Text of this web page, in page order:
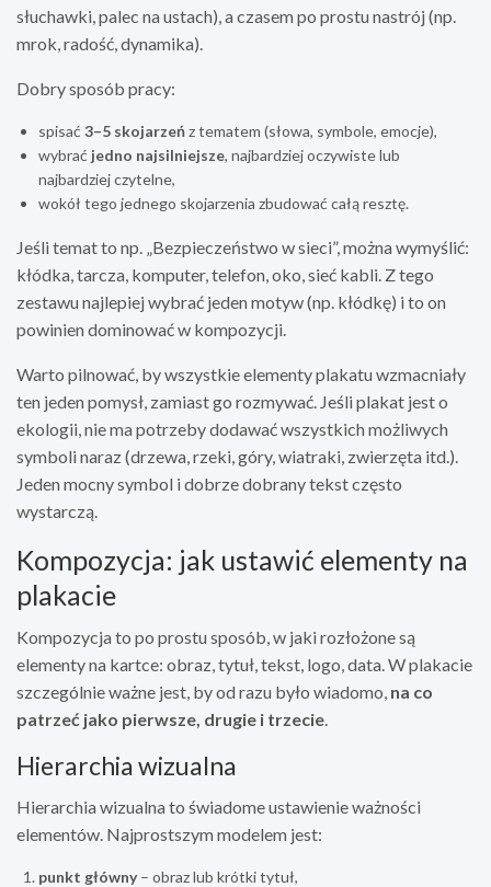
słuchawki, palec na ustach), a czasem po prostu nastrój (np.
mrok, radość, dynamika).
Dobry sposób pracy:
spisać 3–5 skojarzeńz tematem (słowa, symbole, emocje),
wybrać jedno najsilniejsze, najbardziej oczywiste lub
najbardziej czytelne,
wokół tego jednego skojarzenia zbudować całą resztę.
Jeśli temat to np. „Bezpieczeństwo w sieci”, można wymyślić:
kłódka, tarcza, komputer, telefon, oko, sieć kabli. Z tego
zestawu najlepiej wybrać jeden motyw (np. kłódkę) i to on
powinien dominować w kompozycji.
Warto pilnować, by wszystkie elementy plakatu wzmacniały
ten jeden pomysł, zamiast go rozmywać. Jeśli plakat jest o
ekologii, nie ma potrzeby dodawać wszystkich możliwych
symboli naraz (drzewa, rzeki, góry, wiatraki, zwierzęta itd.).
Jeden mocny symbol i dobrze dobrany tekst często
wystarczą.
Kompozycja: jak ustawić elementy na
plakacie
Kompozycja to po prostu sposób, w jaki rozłożone są
elementy na kartce: obraz, tytuł, tekst, logo, data. W plakacie
szczególnie ważne jest, by od razu było wiadomo, na co
patrzeć jako pierwsze, drugie i trzecie
Hierarchia wizualna
Hierarchia wizualna to świadome ustawienie ważności
elementów. Najprostszym modelem jest:
punkt główny– obraz lub krótki tytuł,